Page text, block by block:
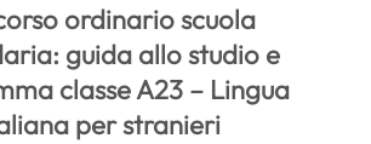
ordinario scuola
guida allo studio e
classe A23 – Lingua
per stranieri